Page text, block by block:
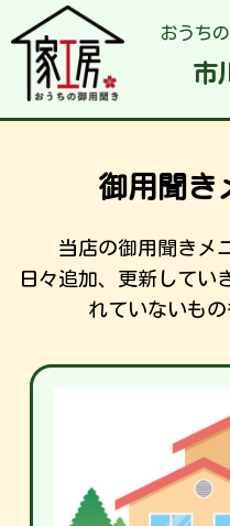
おうち
市
御用聞き
当店の御用聞きメ
日々追加、更新してい
れていないもの